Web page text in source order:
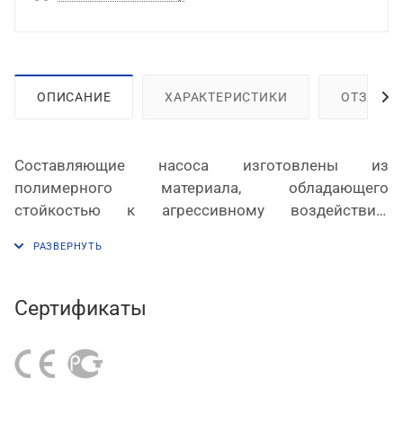
ОПИСАНИЕ ХАРАКТЕРИСТИКИ ОТЗЫВЫ
Составляющие насоса изготовлены из
полимерного материала, обладающего
стойкостью к агрессивному воздействию
простотой пользования, малой массой и
Сертификаты